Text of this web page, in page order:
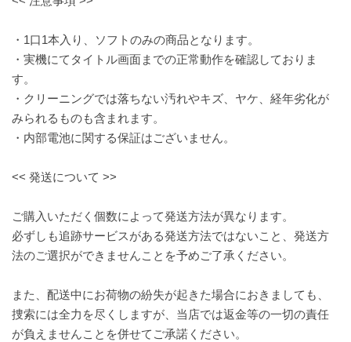
・1口1本入り、ソフトのみの商品となります。
・実機にてタイトル画面までの正常動作を確認しておりま
す。
・クリーニングでは落ちない汚れやキズ、ヤケ、経年劣化が
みられるものも含まれます。
・内部電池に関する保証はございません。
<< 発送について >>
ご購入いただく個数によって発送方法が異なります。
必ずしも追跡サービスがある発送方法ではないこと、発送方
法のご選択ができませんことを予めご了承ください。
また、配送中にお荷物の紛失が起きた場合におきましても、
捜索には全力を尽くしますが、当店では返金等の一切の責任
が負えませんことを併せてご承諾ください。